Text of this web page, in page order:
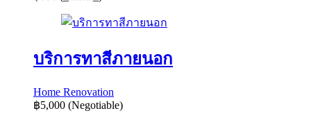
บริการทาสีภายนอก
Home Renovation
฿5,000 (Negotiable)